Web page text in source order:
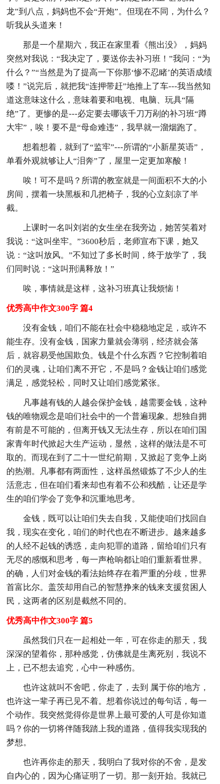
龙”到八点，妈妈也不会“开炮”。但现在不同，为什么？
听我从头道来！
那是一个星期六，我正在家里看《熊出没》，妈妈
突然对我说：“我决定了，要送你去补习班！”我问：“为
什么？”“当然是为了提高一下你那‘惨不忍睹’的英语成绩
喽！”说完后，就把我“连押带赶”地推上了车---我当然知
道这意味这什么，意味着要和电视、电脑、玩具“隔
绝”了。更惨的是---必定要去哪该千刀万剐的补习班“蹲
大牢”，唉！要不是“母命难违”，我早就一溜烟跑了。
想着想着，就到了“监牢”---所谓的“小新星英语”，
单看外观就够让人“泪奔”了，屋里一定更加寒酸！
唉！可不是吗？所谓的教室就是一间面积不大的小
房间，摆着一块黑板和几把椅子，我的心立刻凉了半
截。
上课时一名叫刘岩的女生坐在我旁边，她苦笑着对
我说：“这叫坐牢。”3600秒后，老师宣布下课，她又
说：“这叫放风。”不知过了多长时间，终于放学了，我
们同时说：“这叫刑满释放！”
唉，事情就是这样，这补习班真让我烦恼！
优秀高中作文300字 篇4
没有金钱，咱们不能在社会中稳稳地定足，或许不
能生存。没有金钱，国家力量就会薄弱，经济就会落
后，就容易受他国欺负。钱是个什么东西？它控制着咱
们的灵魂，让咱们离不开它，不是吗？金钱让咱们感觉
满足，感觉轻松，同时又让咱们感觉紧张。
凡事越有钱的人越会保护金钱，越需要金钱，这种
钱的唯物观念是咱们社会中的一个普遍现象。想独自拥
有前是不可能的，但离开钱又无法生存，所以在咱们国
家青年时代掀起大生产运动，显然，这样的做法是不可
取的。而现在到了二十一世纪前期，又掀起了竞争上岗
的热潮。凡事都有两面性，这样虽然锻炼了不少人的生
活意志，但在咱们看来却也有着不公和残酷，让还是学
生的咱们学会了竞争和沉重地思考。
金钱，既可以让咱们失去自我，又能使咱们找回自
我，现实在变化，咱们的时代也在不断进步。越来越多
的人经不起钱的诱惑，走向犯罪的道路，留给咱们只有
无尽的感慨和思考，每一声枪响都让咱们重新看世界。
的确，人们对金钱的看法始终存在着严重的分歧，世界
首富比尔。盖茨却用自己的智慧挣来的钱来支援贫困人
民，这两者的区别是截然不同的。
优秀高中作文300字 篇5
虽然我们只在一起相处一年，可在你走的那天，我
深深的望着你，那种感觉，仿佛就是生离死别，我说不
上，已不想去追究，心中一种感伤。
也许这就叫不舍吧，你走了，去到 属于你的地方，
也许这一辈子再已见不着。想着你说过的每句话，每一
个动作。我突然觉得你是世界上最可爱的人可是你知道
吗？你的一切将伴随我踏上我的道路，值得我实现我的
梦想。
也许再你走的那天，我明白了我对你的不舍，是发
自内心的，因为心痛证明了一切。那一刻开始。我就已